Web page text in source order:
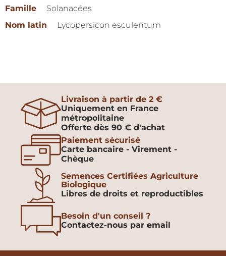
Famille
Solanacées
Nom latin
Lycopersicon esculentum
Livraison à partir de 2 €
Uniquement en France
métropolitaine
Offerte dès 90 € d'achat
Paiement sécurisé
Carte bancaire - Virement -
Chèque
Semences Certifiées Agriculture
Biologique
Libres de droits et reproductibles
Besoin d'un conseil ?
Contactez-nous par email